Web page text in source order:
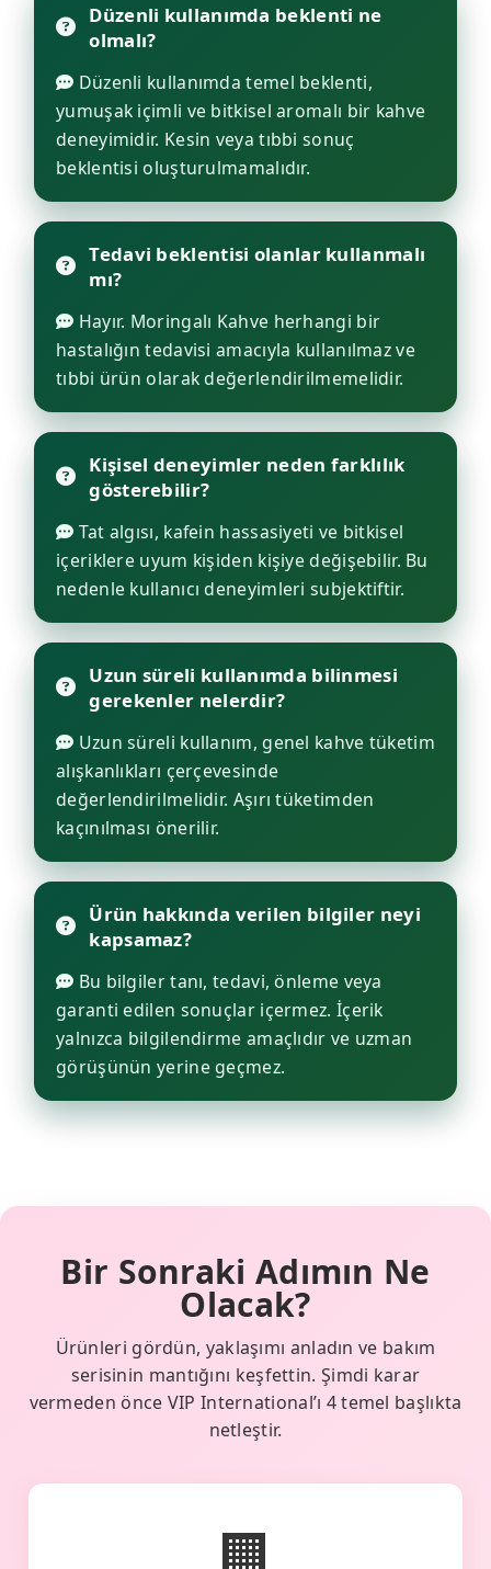
Düzenli kullanımda beklenti ne
olmalı?
Düzenli kullanımda temel beklenti,
yumuşak içimli ve bitkisel aromalı bir kahve
deneyimidir. Kesin veya tıbbi sonuç
beklentisi oluşturulmamalıdır.
Tedavi beklentisi olanlar kullanmalı
mı?
Hayır. Moringalı Kahve herhangi bir
hastalığın tedavisi amacıyla kullanılmaz ve
tıbbi ürün olarak değerlendirilmemelidir.
Kişisel deneyimler neden farklılık
gösterebilir?
Tat algısı, kafein hassasiyeti ve bitkisel
içeriklere uyum kişiden kişiye değişebilir. Bu
nedenle kullanıcı deneyimleri subjektiftir.
Uzun süreli kullanımda bilinmesi
gerekenler nelerdir?
Uzun süreli kullanım, genel kahve tüketim
alışkanlıkları çerçevesinde
değerlendirilmelidir. Aşırı tüketimden
kaçınılması önerilir.
Ürün hakkında verilen bilgiler neyi
kapsamaz?
Bu bilgiler tanı, tedavi, önleme veya
garanti edilen sonuçlar içermez. İçerik
yalnızca bilgilendirme amaçlıdır ve uzman
görüşünün yerine geçmez.
Bir Sonraki Adımın Ne
Olacak?
Ürünleri gördün, yaklaşımı anladın ve bakım
serisinin mantığını keşfettin. Şimdi karar
vermeden önce VIP International’ı 4 temel başlıkta
netleştir.